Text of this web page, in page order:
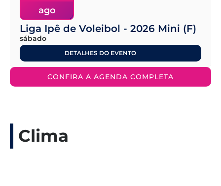
ago
Liga Ipê de Voleibol - 2026 Mini (F)
sábado
DETALHES DO EVENTO
CONFIRA A AGENDA COMPLETA
Clima